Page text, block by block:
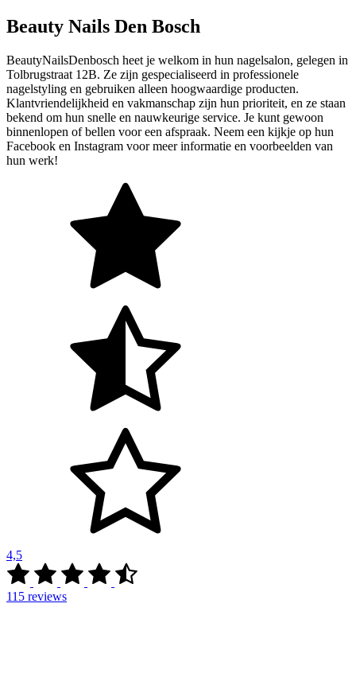
Beauty Nails Den Bosch
BeautyNailsDenbosch heet je welkom in hun nagelsalon, gelegen in
Tolbrugstraat 12B. Ze zijn gespecialiseerd in professionele
nagelstyling en gebruiken alleen hoogwaardige producten.
Klantvriendelijkheid en vakmanschap zijn hun prioriteit, en ze staan
bekend om hun snelle en nauwkeurige service. Je kunt gewoon
binnenlopen of bellen voor een afspraak. Neem een kijkje op hun
Facebook en Instagram voor meer informatie en voorbeelden van
hun werk!
4,5
115 reviews